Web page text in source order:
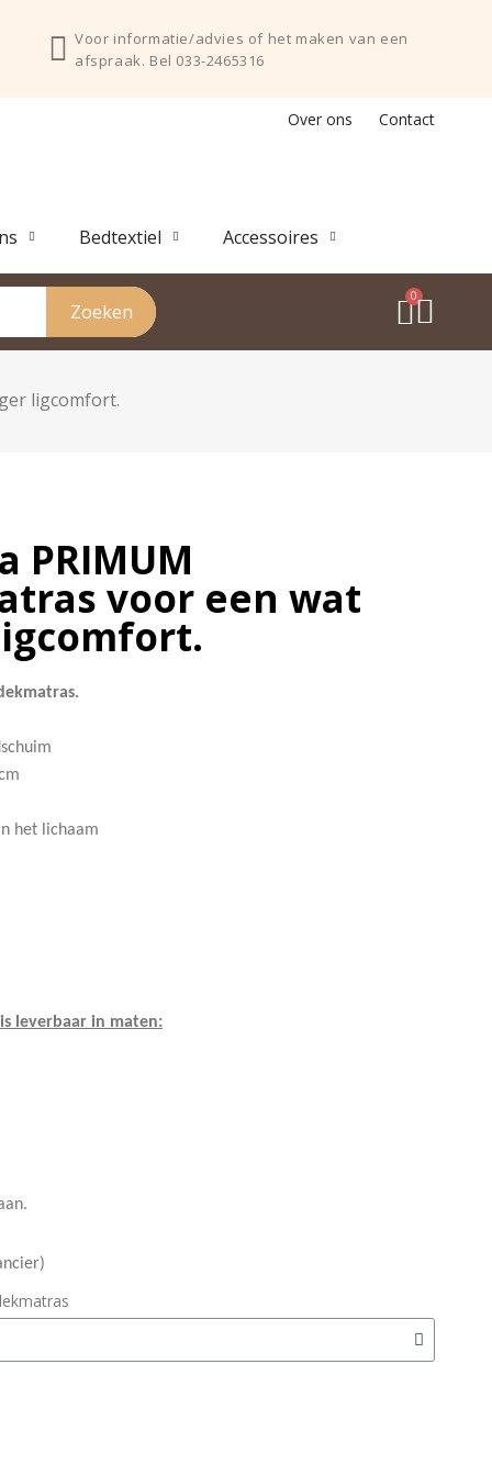
Voor informatie/advies of het maken van een
afspraak. Bel 033-2465316
Over ons Contact
Bedtextiel Accessoires
Zoeken
ligcomfort.
PRIMUM
voor een wat
het lichaam
leverbaar in maten: